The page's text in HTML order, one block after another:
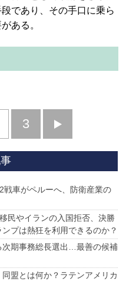
であり、その手口に乗ら
ある。
3
へ
戦車がペルーへ、防衛産業の
民やイランの入国拒否、決勝
プは熱狂を利用できるのか？
次期事務総長選出…最善の候補
盟とは何か？ラテンアメリカ